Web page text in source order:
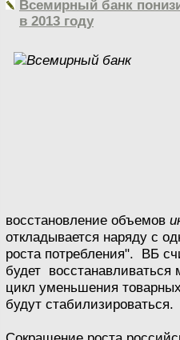
Всемирный банк
в 2013 году
восстановление объемов
откладывается наряду с
роста потребления". ВБ
будет восстанавливаться
цикл уменьшения
будут стабилизироваться.